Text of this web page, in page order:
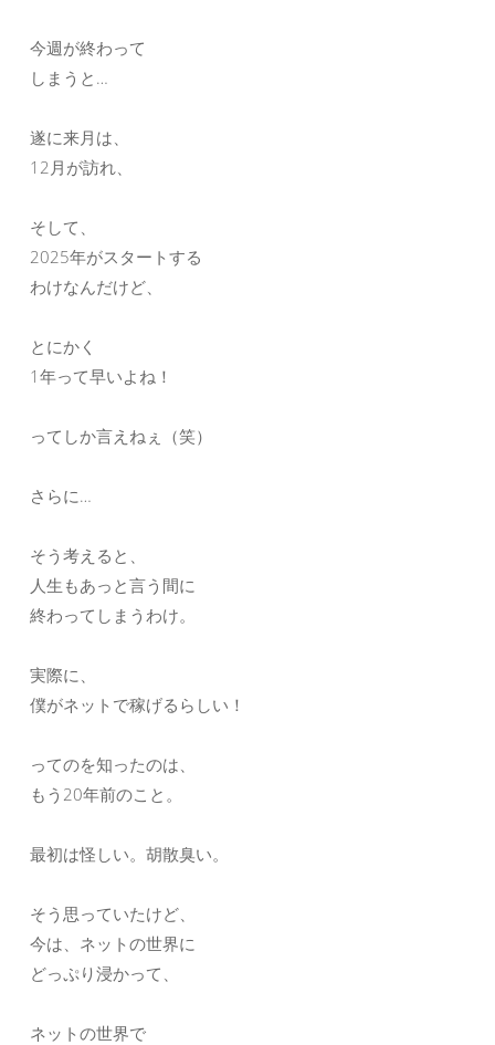
今週が終わって
しまうと…
遂に来月は、
12月が訪れ、
そして、
2025年がスタートする
わけなんだけど、
とにかく
1年って早いよね！
ってしか言えねぇ（笑）
さらに…
そう考えると、
人生もあっと言う間に
終わってしまうわけ。
実際に、
僕がネットで稼げるらしい！
ってのを知ったのは、
もう20年前のこと。
最初は怪しい。胡散臭い。
そう思っていたけど、
今は、ネットの世界に
どっぷり浸かって、
ネットの世界で